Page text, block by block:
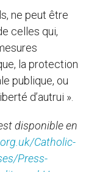
ne peut être
celles qui,
la protection
publique, ou
d’autrui ».
disponible en
Catholic-
Press-